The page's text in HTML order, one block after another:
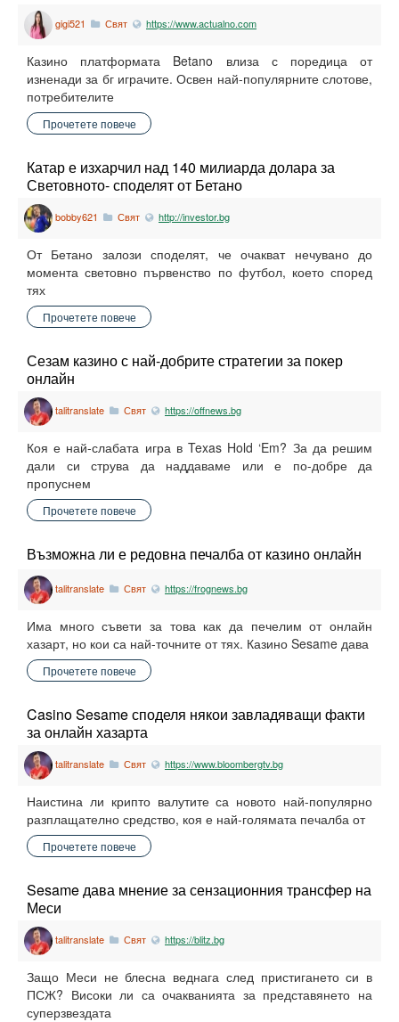
gigi521 Свят https://www.actualno.com
Казино платформата Betano влиза с поредица от
изненади за бг играчите. Освен най-популярните слотове,
потребителите
Прочетете повече
Катар е изхарчил над 140 милиарда долара за
Световното- споделят от Бетано
bobby621 Свят http://investor.bg
От Бетано залози споделят, че очакват нечувано до
момента световно първенство по футбол, което според
тях
Прочетете повече
Сезам казино с най-добрите стратегии за покер
онлайн
talitranslate Свят https://offnews.bg
Коя е най-слабата игра в Texas Hold ‘Em? За да решим
дали си струва да наддаваме или е по-добре да
пропуснем
Прочетете повече
Възможна ли е редовна печалба от казино онлайн
talitranslate Свят https://frognews.bg
Има много съвети за това как да печелим от онлайн
хазарт, но кои са най-точните от тях. Казино Sesame дава
Прочетете повече
Casino Sesame споделя някои завладяващи факти
за онлайн хазарта
talitranslate Свят https://www.bloombergtv.bg
Наистина ли крипто валутите са новото най-популярно
разплащателно средство, коя е най-голямата печалба от
Прочетете повече
Sesame дава мнение за сензационния трансфер на
Меси
talitranslate Свят https://blitz.bg
Защо Меси не блесна веднага след пристигането си в
ПСЖ? Високи ли са очакванията за представянето на
суперзвездата